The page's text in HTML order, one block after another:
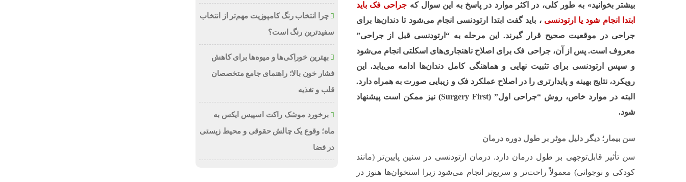
بیشتر بخوانید» به طور کلی، در اکثر موارد در پاسخ به این سوال که جراحی فک باید
ابتدا انجام شود یا ارتودنسی ، باید گفت ابتدا ارتودنسی انجام می‌شود تا دندان‌ها برای
جراحی در موقعیت صحیح قرار گیرند. این مرحله به “ارتودنسی قبل از جراحی”
معروف است. پس از آن، جراحی فک برای اصلاح ناهنجاری‌های اسکلتی انجام می‌شود
و سپس ارتودنسی برای تثبیت نهایی و هماهنگی کامل دندان‌ها ادامه می‌یابد. این
رویکرد، نتایج بهینه و پایدارتری را در اصلاح عملکرد فک و زیبایی صورت به همراه دارد.
البته در موارد خاص، روش “جراحی اول” (Surgery First) نیز ممکن است پیشنهاد
شود.
سن بیمار؛ دیگر دلیل موثر بر طول دوره درمان
سن تأثیر قابل‌توجهی بر طول درمان دارد. درمان ارتودنسی در سنین پایین‌تر (مانند
کودکی و نوجوانی) معمولاً راحت‌تر و سریع‌تر انجام می‌شود زیرا استخوان‌ها هنوز در
چرا انتخاب رنگ کامپوزیت مهم‌تر از انتخاب
سفیدترین رنگ است؟
بهترین خوراکی‌ها و میوه‌ها برای کاهش
فشار خون بالا؛ راهنمای جامع متخصصان
قلب و تغذیه
برخورد موشک راکت اسپیس ایکس به
ماه؛ وقوع یک چالش حقوقی و محیط زیستی
در فضا